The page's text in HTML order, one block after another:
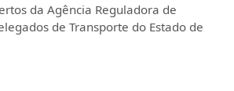
da Agência Reguladora de
de Transporte do Estado de